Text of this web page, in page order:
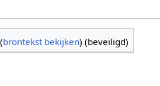
(brontekst bekijken) (beveiligd)